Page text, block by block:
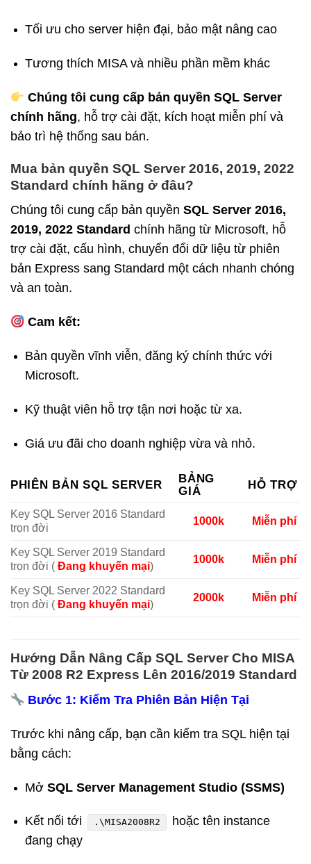
Tối ưu cho server hiện đại, bảo mật nâng cao
Tương thích MISA và nhiều phần mềm khác
Chúng tôi cung cấp bản quyền SQL Server
chính hãng, hỗ trợ cài đặt, kích hoạt miễn phí và
bảo trì hệ thống sau bán.
Mua bản quyền SQL Server 2016, 2019, 2022
Standard chính hãng ở đâu?
Chúng tôi cung cấp bản quyền SQL Server 2016,
2019, 2022 Standard chính hãng từ Microsoft, hỗ
trợ cài đặt, cấu hình, chuyển đổi dữ liệu từ phiên
bản Express sang Standard một cách nhanh chóng
và an toàn.
Cam kết:
Bản quyền vĩnh viễn, đăng ký chính thức với
Microsoft.
Kỹ thuật viên hỗ trợ tận nơi hoặc từ xa.
Giá ưu đãi cho doanh nghiệp vừa và nhỏ.
PHIÊN BẢN SQL SERVER
BẢNG
GIÁ
HỖ TRỢ
Key SQL Server 2016 Standard
trọn đời
1000k Miễn phí
Key SQL Server 2019 Standard
trọn đời ( Đang khuyến mại)
1000k Miễn phí
Key SQL Server 2022 Standard
trọn đời ( Đang khuyến mại)
2000k Miễn phí
Hướng Dẫn Nâng Cấp SQL Server Cho MISA
Từ 2008 R2 Express Lên 2016/2019 Standard
Bước 1: Kiểm Tra Phiên Bản Hiện Tại
Trước khi nâng cấp, bạn cần kiểm tra SQL hiện tại
bằng cách:
Mở SQL Server Management Studio (SSMS)
Kết nối tới .\MISA2008R2
hoặc tên instance
đang chạy